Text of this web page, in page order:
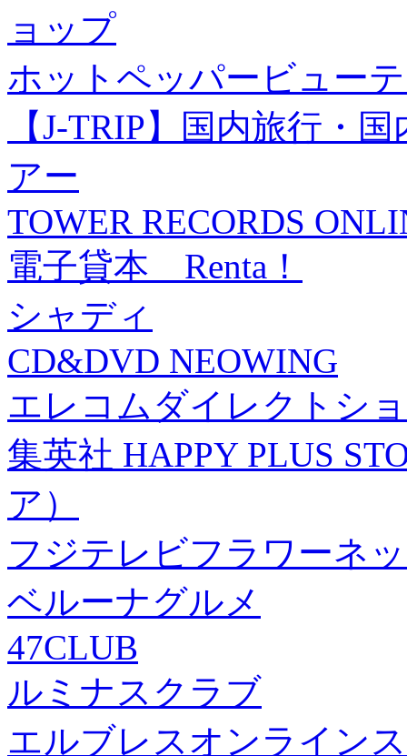
ョップ
ホットペッパービュー
【J-TRIP】国内旅行・
アー
TOWER RECORDS
電子貸本 Renta！
シャディ
CD&DVD NEOWING
エレコムダイレクトシ
集英社 HAPPY PLUS
ア）
フジテレビフラワーネ
ベルーナグルメ
47CLUB
ルミナスクラブ
エルブレスオンライン